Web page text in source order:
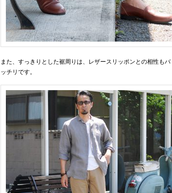
また、すっきりとした裾周りは、レザースリッポンとの相性もバ
ッチリです。